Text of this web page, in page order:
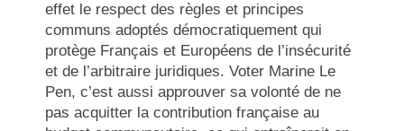
effet le respect des règles et principes
communs adoptés démocratiquement qui
protège Français et Européens de l’insécurité
et de l’arbitraire juridiques. Voter Marine Le
Pen, c’est aussi approuver sa volonté de ne
pas acquitter la contribution française au